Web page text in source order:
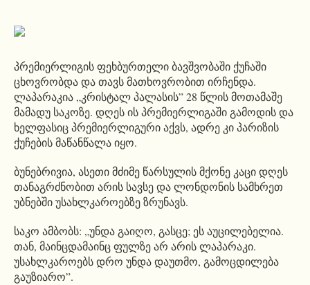
პრემიერლიგის ფეხბურთელი ბავშვობაში ქუჩაში
ცხოვრობდა და თავს მათხოვრობით ირჩენდა.
ლაპარაკია „კრისტალ პალასის” 28 წლის მოთამაშე
მამადუ საკოზე. დღეს ის პრემიერლიგაში გამოდის და
ხელფასიც პრემიერლიგური აქვს, ადრე კი პარიზის
ქუჩების მაწანწალა იყო.
ბუნებრივია, ასეთი მძიმე წარსულის მქონე კაცი დღეს
თანაგრძნობით არის სავსე და ლონდონის სამხრეთ
უბნებში უსახლკაროებზე ზრუნავს.
საკო ამბობს: „უნდა გაიღო, გასცე; ეს აუცილებელია.
თან, მაინცდამაინც ფულზე არ არის ლაპარაკი.
უსახლკაროებს დრო უნდა დაუთმო, გამოცდილება
გაუზიარო”.